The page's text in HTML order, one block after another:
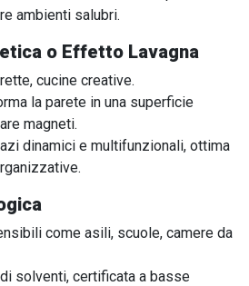
ambienti salubri.
o Effetto Lavagna
cucine creative.
la parete in una superficie
magneti.
dinamici e multifunzionali, ottima
come asili, scuole, camere da
solventi, certificata a basse